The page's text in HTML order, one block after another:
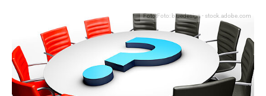
Foto:Foto: bluedesign - stock.adobe.com